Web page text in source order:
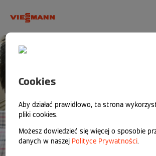
Cookies
Aby działać prawidłowo, ta strona
pliki cookies.
Możesz dowiedzieć się więcej o sposobie
danych w naszej Polityce Prywatności.